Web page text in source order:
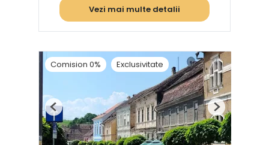
Vezi mai multe detalii
Comision 0% Exclusivitate
Previous Next